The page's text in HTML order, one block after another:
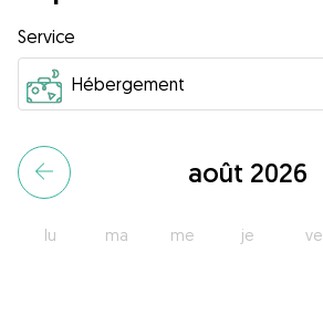
Service
août 2026
lu ma me je ve